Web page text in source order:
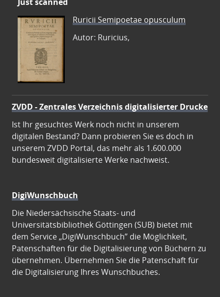
Ruricii Semipoetae opusculum
Autor: Ruricius,
ZVDD - Zentrales Verzeichnis digitalisierter Drucke
Ist Ihr gesuchtes Werk noch nicht in unserem
digitalen Bestand? Dann probieren Sie es doch in
unserem ZVDD Portal, das mehr als 1.600.000
bundesweit digitalisierte Werke nachweist.
DigiWunschbuch
Die Niedersächsische Staats- und
Universitätsbibliothek Göttingen (SUB) bietet mit
dem Service „DigiWunschbuch” die Möglichkeit,
Patenschaften für die Digitalisierung von Büchern zu
übernehmen. Übernehmen Sie die Patenschaft für
die Digitalisierung Ihres Wunschbuches.